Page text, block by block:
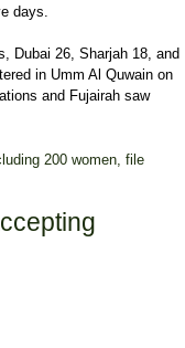
days.
Dubai 26, Sharjah 18, and
in Umm Al Quwain on
and Fujairah saw
200 women, file